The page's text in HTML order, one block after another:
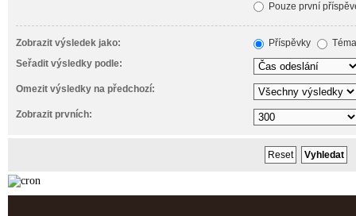
Pouze první
Zobrazit výsledek jako: Příspěvky
Seřadit výsledky podle:
Omezit výsledky na předchozí:
Zobrazit prvních: